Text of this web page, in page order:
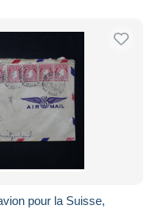
pour la Suisse,